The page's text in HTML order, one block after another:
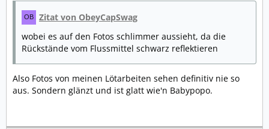
Zitat von ObeyCapSwag
wobei es auf den Fotos schlimmer aussieht, da die
Rückstände vom Flussmittel schwarz reflektieren
Also Fotos von meinen Lötarbeiten sehen definitiv nie so
aus. Sondern glänzt und ist glatt wie'n Babypopo.